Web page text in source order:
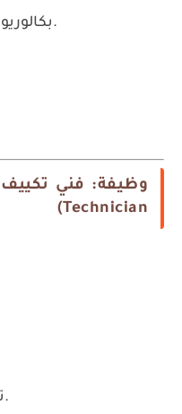
بكالوريوس في الهندسة الميكانيكية.
Technician)
تركيب وصيانة أجهزة التكييف.